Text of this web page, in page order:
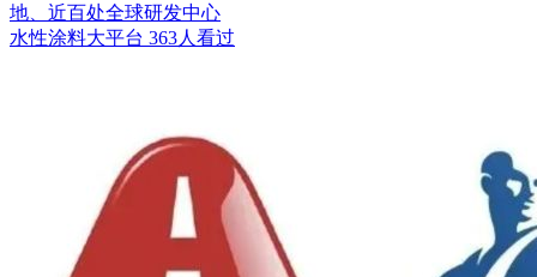
地、近百处全球研发中心
水性涂料大平台 363人看过